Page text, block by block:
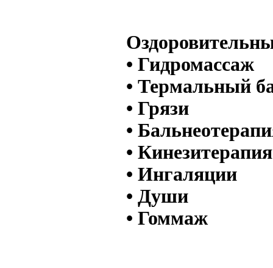
• Гидромассаж
• Термальный
• Грязи
•
• Кинезитерапия
• Ингаляции
• Души
• Гоммаж